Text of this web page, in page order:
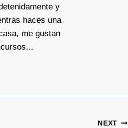
y
haces una
me gustan
NEXT